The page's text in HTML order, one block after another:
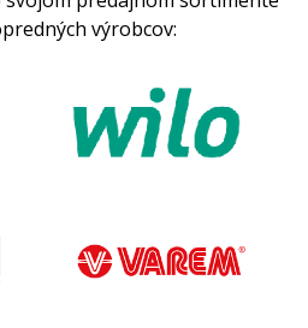
výrobcov: